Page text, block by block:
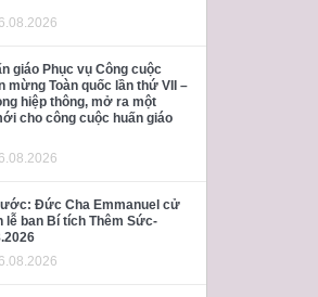
giáo Phục vụ Công cuộc
mừng Toàn quốc lần thứ VII –
hiệp thông, mở ra một
cho công cuộc huấn giáo
Đức Cha Emmanuel cử
lễ ban Bí tích Thêm Sức-